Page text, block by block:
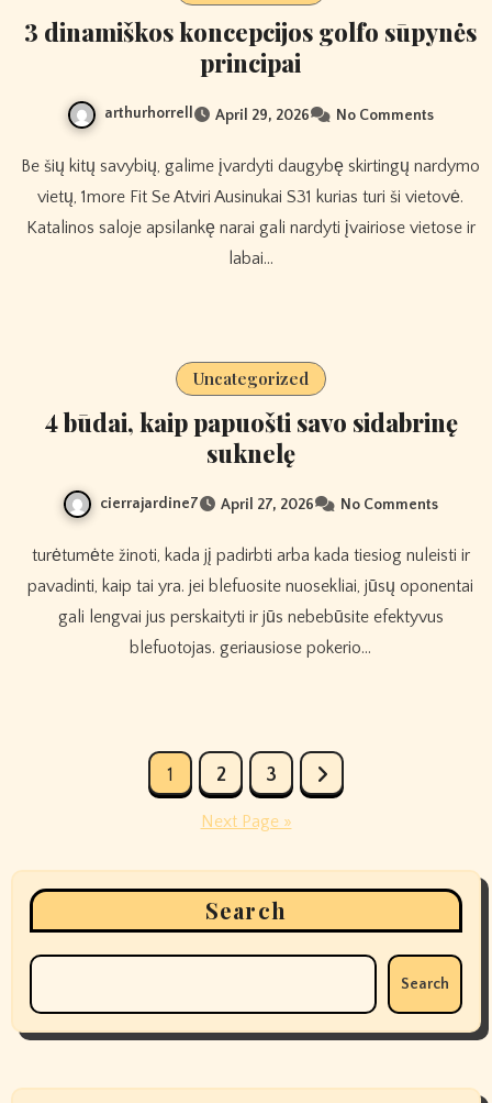
3 dinamiškos koncepcijos golfo sūpynės
principai
arthurhorrell April 29, 2026 No Comments
Be šių kitų savybių, galime įvardyti daugybę skirtingų nardymo
vietų, 1more Fit Se Atviri Ausinukai S31 kurias turi ši vietovė.
Katalinos saloje apsilankę narai gali nardyti įvairiose vietose ir
labai…
Uncategorized
4 būdai, kaip papuošti savo sidabrinę
suknelę
cierrajardine7 April 27, 2026 No Comments
turėtumėte žinoti, kada jį padirbti arba kada tiesiog nuleisti ir
pavadinti, kaip tai yra. jei blefuosite nuosekliai, jūsų oponentai
gali lengvai jus perskaityti ir jūs nebebūsite efektyvus
blefuotojas. geriausiose pokerio…
1 2 3
Next Page »
Search
Search